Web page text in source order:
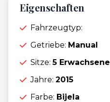
Eigenschaften
Fahrzeugtyp:
Getriebe: Manual
Sitze:5 Erwachsene
Jahre: 2015
Farbe: Bijela